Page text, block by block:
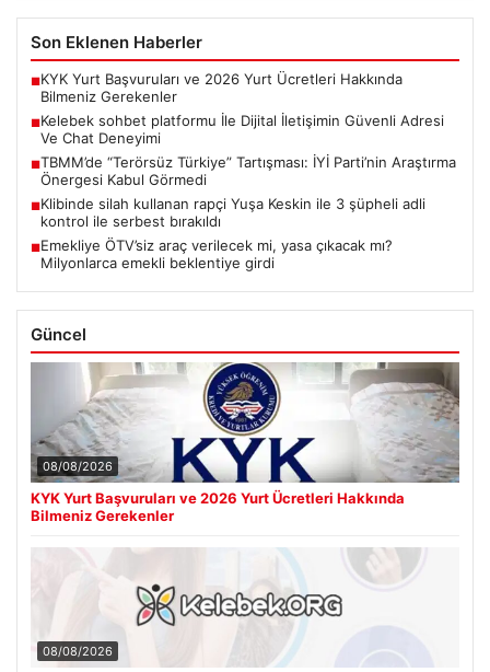
Son Eklenen Haberler
■KYK Yurt Başvuruları ve 2026 Yurt Ücretleri Hakkında
Bilmeniz Gerekenler
■Kelebek sohbet platformu İle Dijital İletişimin Güvenli Adresi
Ve Chat Deneyimi
■TBMM’de “Terörsüz Türkiye” Tartışması: İYİ Parti’nin Araştırma
Önergesi Kabul Görmedi
■Klibinde silah kullanan rapçi Yuşa Keskin ile 3 şüpheli adli
kontrol ile serbest bırakıldı
■Emekliye ÖTV’siz araç verilecek mi, yasa çıkacak mı?
Milyonlarca emekli beklentiye girdi
Güncel
08/08/2026
KYK Yurt Başvuruları ve 2026 Yurt Ücretleri Hakkında
Bilmeniz Gerekenler
08/08/2026